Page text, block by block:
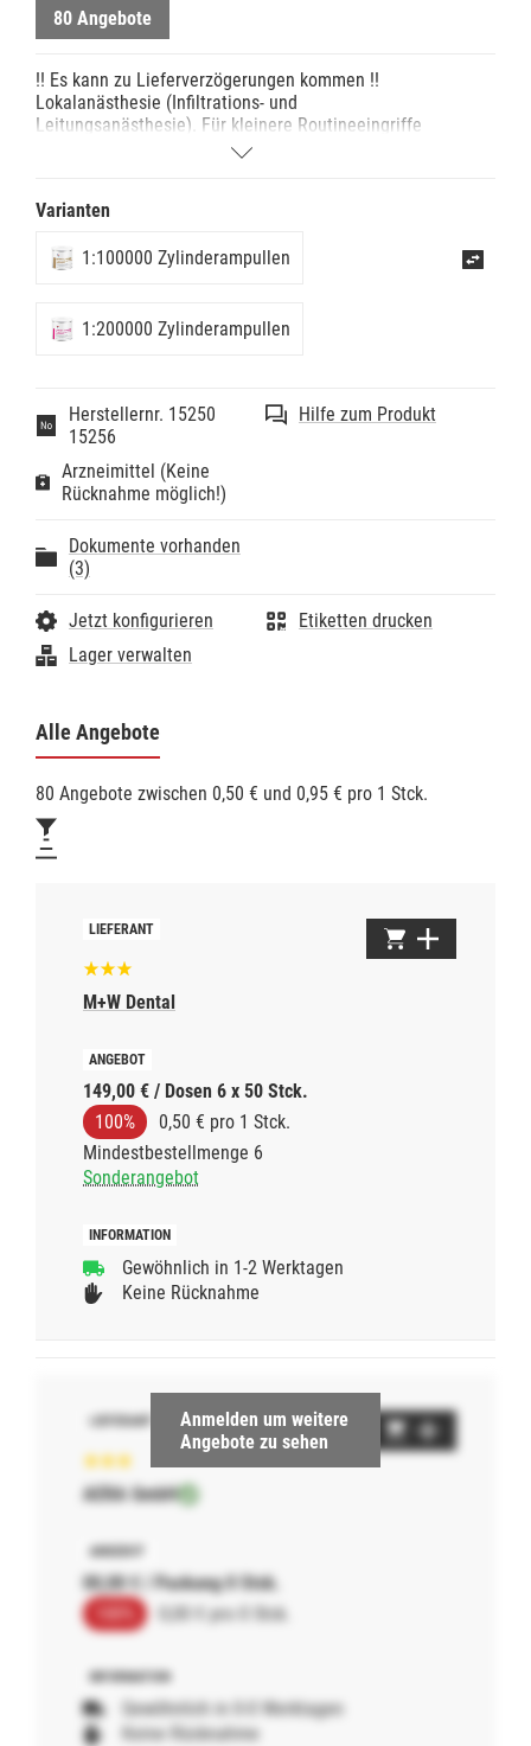
80 Angebote
!! Es kann zu Lieferverzögerungen kommen !!
Lokalanästhesie (Infiltrations- und
Leitungsanästhesie). Für kleinere Routineeingriffe
mit einer Dauer bis zu 30 Minuten, wie
Epinephrin (Adrenalin) 1:400 000 als Vasokonstriktor.
und Kinder ab 4 Jahren. Durchschnittliche
Minuten.
Varianten
1:100000 Zylinderampullen
1:200000 Zylinderampullen
Herstellernr. 15250
15256
Arzneimittel (Keine
Rücknahme möglich!)
Hilfe zum Produkt
Dokumente vorhanden
(3)
Jetzt konfigurieren
Lager verwalten
Etiketten drucken
Alle Angebote
80 Angebote zwischen 0,50 € und 0,95 € pro 1 Stck.
M+W Dental
149,00 € / Dosen 6 x 50 Stck.
100%
0,50 € pro 1 Stck.
Mindestbestellmenge 6
Sonderangebot
Gewöhnlich in 1-2 Werktagen
Keine Rücknahme
Anmelden um weitere
Angebote zu sehen
AERA GmbH
00,00 € / Packung 0 Stck.
0,00 € pro 0 Stck.
Gewöhnlich in 0-0 Werktagen
Keine Rücknahme